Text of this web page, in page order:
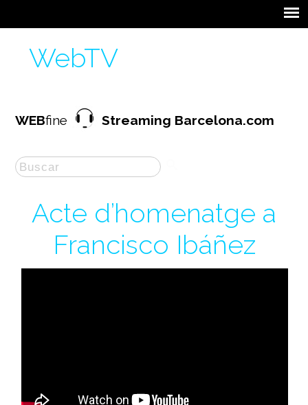
WebTV
WEBfineStreaming Barcelona.com
Acte d’homenatge a
Francisco Ibáñez